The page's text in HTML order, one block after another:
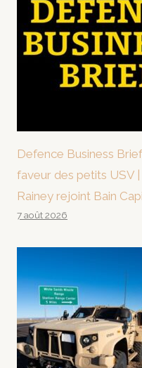
Defence Business
faveur des petits USV |
Rainey rejoint Bain
7 août 2026